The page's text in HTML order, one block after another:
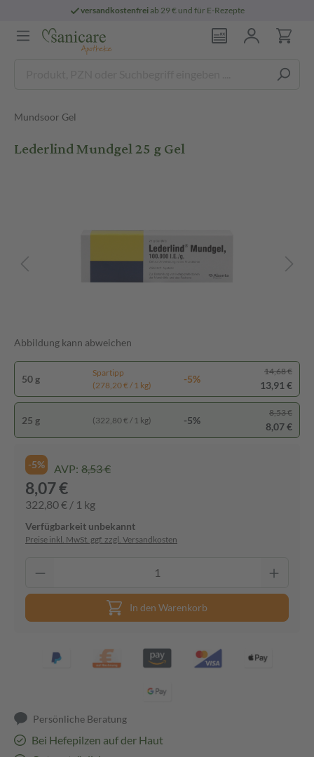
versandkostenfreiab 29 € und für E-Rezepte
Mundsoor Gel
Lederlind Mundgel 25 g Gel
Abbildung kann abweichen
50 g
Spartipp
(278,20 € / 1 kg)
-5%
14,68 €
13,91 €
25 g (322,80 € / 1 kg) -5%
8,53 €
8,07 €
-5% AVP: 8,53 €
8,07 €
322,80 € / 1 kg
Verfügbarkeit unbekannt
Preise inkl. MwSt. ggf. zzgl. Versandkosten
In den Warenkorb
Persönliche Beratung
Bei Hefepilzen auf der Haut